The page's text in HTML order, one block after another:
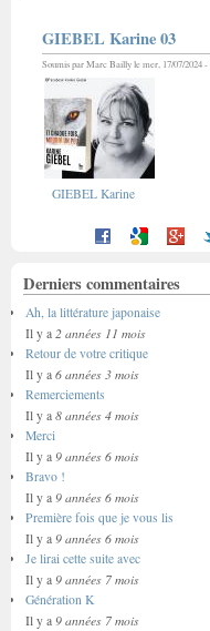
GIEBEL Karine 03
Soumis parMarc Baillyle mer, 17/07/2024 -
GIEBEL Karine
Derniers commentaires
Ah, la littérature japonaise
Il y a 2 années 11 mois
Retour de votre critique
Il y a 6 années 3 mois
Remerciements
Il y a 8 années 4 mois
Merci
Il y a 9 années 6 mois
Bravo !
Il y a 9 années 6 mois
Première fois que je vous lis
Il y a 9 années 6 mois
Je lirai cette suite avec
Il y a 9 années 7 mois
Génération K
Il y a 9 années 7 mois